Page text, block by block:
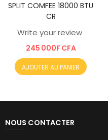
SPLIT COMFEE 18000 BTU
CR
Write your review
245 000F CFA
AJOUTER AU PANIER
NOUS CONTACTER